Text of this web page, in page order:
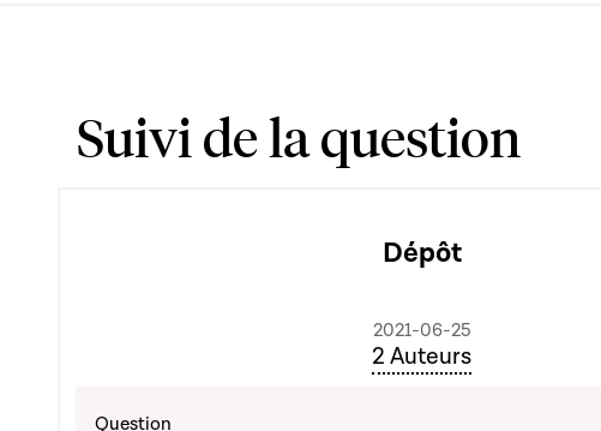
Suivi de la question
Dépôt
2021-06-25
2 Auteurs
Question